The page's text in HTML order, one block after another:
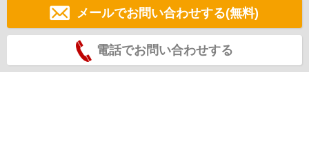
メールでお問い合わせする(無料)
電話でお問い合わせする